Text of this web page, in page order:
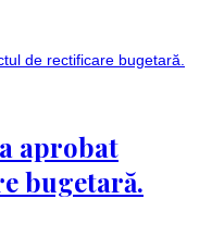
majorări
muncă
aprobat
bugetară.